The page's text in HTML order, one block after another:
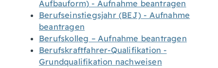
Aufbauform) - Aufnahme beantragen
Berufseinstiegsjahr (BEJ) - Aufnahme
beantragen
Berufskolleg – Aufnahme beantragen
Berufskraftfahrer-Qualifikation -
Grundqualifikation nachweisen